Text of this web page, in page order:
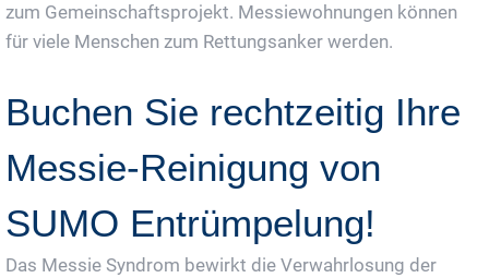
zum Gemeinschaftsprojekt. Messiewohnungen können
für viele Menschen zum Rettungsanker werden.
Buchen Sie rechtzeitig Ihre
Messie-Reinigung von
SUMO Entrümpelung!
Das Messie Syndrom bewirkt die Verwahrlosung der